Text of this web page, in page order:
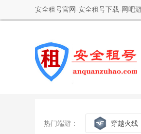
安全租号官网-安全租号下载-网吧
热门端游： 穿越火线